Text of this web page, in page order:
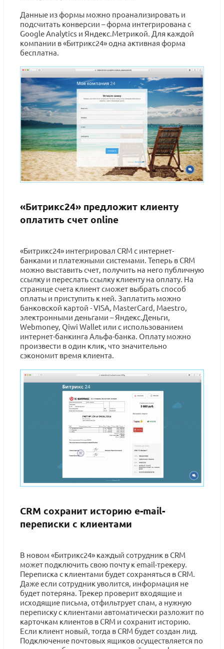
Данные из формы можно проанализировать и
подсчитать конверсии – форма интегрирована с
Google Analytics и Яндекс.Метрикой. Для каждой
компании в «Битрикс24» одна активная форма
бесплатна.
«Битрикс24» предложит клиенту
оплатить счет online
«Битрикс24» интегрировал CRM c интернет-
банками и платежными системами. Теперь в CRM
можно выставить счет, получить на него публичную
ссылку и переслать ссылку клиенту на оплату. На
странице счета клиент сможет выбрать способ
оплаты и приступить к ней. Заплатить можно
банковской картой - VISA, MasterCard, Maestro,
электронными деньгами – Яндекс.Деньги,
Webmoney, Qiwi Wallet или с использованием
интернет-банкинга Альфа-банка. Оплату можно
произвести в один клик, что значительно
сэкономит время клиента.
CRM сохранит историю e-mail-
переписки с клиентами
В новом «Битрикс24» каждый сотрудник в CRM
может подключить свою почту к email-трекеру.
Переписка с клиентами будет сохраняться в CRM.
Даже если сотрудник уволится, информация не
будет потеряна. Трекер проверит входящие и
исходящие письма, отфильтрует спам, а нужную
переписку с клиентами автоматически разложит по
карточкам клиентов в CRM и сохранит историю.
Если клиент новый, тогда в CRM будет создан лид.
Подключение почтовых ящиков осуществляется по